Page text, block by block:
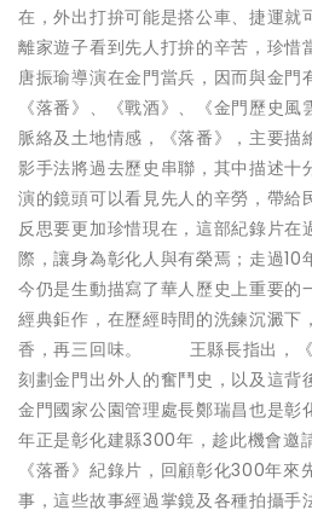
在，外出打拚可能是搭公車、捷運就
離家遊子看到先人打拚的辛苦，
唐振瑜導演在金門當兵，因而與金門
《落番》、《戰酒》、《金門歷史
脈絡及土地情感，《落番》，主要描
影手法將過去歷史串聯，其中描述十
演的鏡頭可以看見先人的辛勞，帶給
反思要更加珍惜現在，這部紀錄片在
際，讓身為彰化人與有榮焉；走過10
今仍是生動描寫了華人歷史上重要的
經典鉅作，在歷經時間的洗鍊沉澱下
香，再三回味。 王縣長指出，《
刻劃金門出外人的奮鬥史，以及這背
金門國家公園管理處長鄭瑞昌也是彰
年正是彰化建縣300年，趁此機會邀
《落番》紀錄片，回顧彰化300年來
事，這些故事經過掌鏡及各種拍攝手